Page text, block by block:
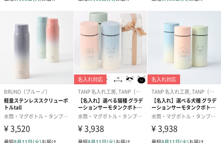
トレーニング方法がわかるトレーニングブックが付いています。
部屋のインテリアなどに馴染むカラーリングを採用しています。
本格的に鍛えたい方へ
●本体サイズ：約 W42×H300mm
ハードタイプで本格的なトレーニングをしたい方におすすめで